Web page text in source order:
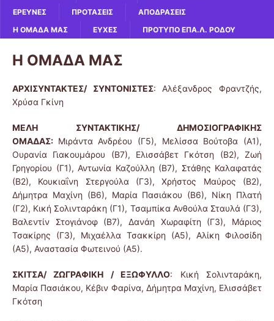
ΕΡΕΥΝΕΣ
ΠΡΟΤΑΣΕΙΣ
ΑΠΟΔΡΑΣΕΙΣ
Η ΟΜΑΔΑ ΜΑΣ
ΕΥΧΕΣ ΠΡΟΤΥΠΟ ΕΠΑ.Λ. ΡΟΔΟΥ
Η ΟΜΑΔΑ ΜΑΣ
ΑΡΧΙΣΥΝΤΑΚΤΕΣ/ ΣΥΝΤΟΝΙΣΤΕΣ: Αλέξανδρος Φραντζής,
Χρύσα Γκίνη
ΜΕΛΗ ΣΥΝΤΑΚΤΙΚΗΣ/ ΔΗΜΟΣΙΟΓΡΑΦΙΚΗΣ
ΟΜΑΔΑΣ: Μιράντα Ανδρέου (Γ5), Μελίσσα Βούτοβα (Α1),
Ουρανία Γιακουμάρου (Β7), Ελισσάβετ Γκότση (Β2), Ζωή
Γρηγορίου (Γ1), Αντωνία Καζούλλη (Β7), Στάθης Καλαφατάς
(Β2), Κουκιαΐνη Στεργούλα (Γ3), Χρήστος Μαύρος (Β2),
Δήμητρα Μαχίνη (Β6), Μαρία Πασιάκου (Β6), Νίκη Πλατή
(Γ2), Κική Σολινταράκη (Γ1), Τσαμπίκα Ανθούλα Σταυλά (Γ3),
Βαλεντίν Στογιάνοφ (Β7), Δανάη Χωραφίτη (Γ3), Μάριος
Τσακίρης (Γ3), Μιχαέλλα Τσακκίρη (Α5), Αλίκη Φιλοσίδη
(Α5), Αναστασία Φωτεινού (Α5).
ΣΚΙΤΣΑ/ ΖΩΓΡΑΦΙΚΗ / ΕΞΩΦΥΛΛΟ: Κική Σολινταράκη,
Μαρία Πασιάκου, Κέβιν Φαρίνα, Δήμητρα Μαχίνη, Ελισσάβετ
Γκότση